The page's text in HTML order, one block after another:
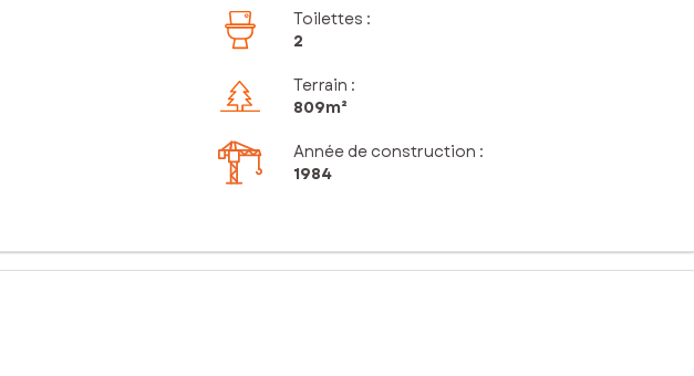
Toilettes :
2
Terrain :
809m²
Année de construction :
1984